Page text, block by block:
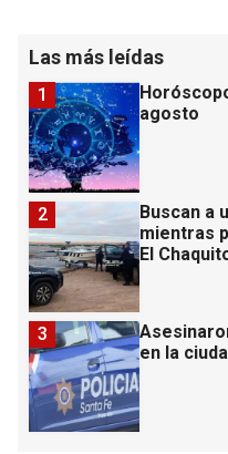
Las más leídas
agosto
1
Buscan a
mientras
El
2
en la
3